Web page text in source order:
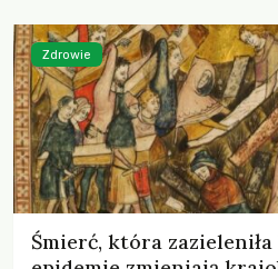
Śmierć, która
Zdrowie